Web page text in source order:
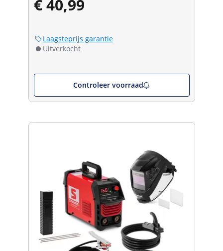
€ 40,99
Laagsteprijs garantie
Uitverkocht
Controleer voorraad